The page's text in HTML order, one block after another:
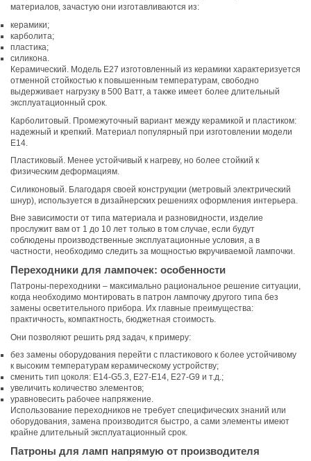
материалов, зачастую они изготавливаются из:
керамики;
карболита;
пластика;
силикона.
Керамический. Модель E27 изготовленный из керамики характеризуется
отменной стойкостью к повышенным температурам, свободно
выдерживает нагрузку в 500 Ватт, а также имеет более длительный
эксплуатационный срок.
Карболитовый. Промежуточный вариант между керамикой и пластиком:
надежный и крепкий. Материал популярный при изготовлении модели
E14.
Пластиковый. Менее устойчивый к нагреву, но более стойкий к
физическим деформациям.
Силиконовый. Благодаря своей конструкции (метровый электрический
шнур), используется в дизайнерских решениях оформления интерьера.
Вне зависимости от типа материала и разновидности, изделие
прослужит вам от 1 до 10 лет только в том случае, если будут
соблюдены производственные эксплуатационные условия, а в
частности, необходимо следить за мощностью вкручиваемой лампочки.
Переходники для лампочек: особенности
Патроны-переходники – максимально рациональное решение ситуации,
когда необходимо монтировать в патрон лампочку другого типа без
замены осветительного прибора. Их главные преимущества:
практичность, компактность, бюджетная стоимость.
Они позволяют решить ряд задач, к примеру:
без замены оборудования перейти с пластикового к более устойчивому
к высоким температурам керамическому устройству;
сменить тип цоколя: Е14-G5.3, Е27-Е14, Е27-G9 и т.д.;
увеличить количество элементов;
уравновесить рабочее напряжение.
Использование переходников не требует специфических знаний или
оборудования, замена производится быстро, а сами элементы имеют
крайне длительный эксплуатационный срок.
Патроны для ламп напрямую от производителя